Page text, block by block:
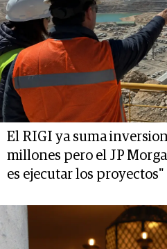
El RIGI ya suma
millones pero el JP
es ejecutar los proyectos"